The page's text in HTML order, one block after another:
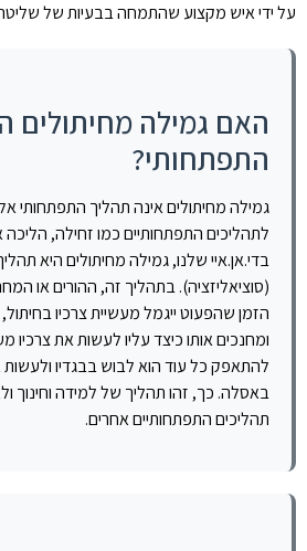
על ידי איש מקצוע שהתמחה בבעיות של
האם גמילה מחיתולים
התפתחותי?
גמילה מחיתולים אינה תהליך התפתחותי
לתהליכים התפתחותיים כמו זחילה, הליכה
בדי.אן.איי שלנו, גמילה מחיתולים היא
(סוציאליזציה). בתהליך זה, ההורים או
הזמן שהפעוט ייגמל מעשיית צרכיו
ומחנכים אותו כיצד עליו לעשות את צרכיו
להתאפק כל עוד הוא לבוש בבגדיו ולעשות
באסלה. כך, זהו תהליך של למידה וחינוך
תהליכים התפתחותיים אחרים.